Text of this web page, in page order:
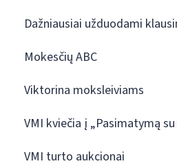
Dažniausiai užduodami
Mokesčių ABC
Viktorina moksleiviams
VMI kviečia į „Pasimatymą
VMI turto aukcionai